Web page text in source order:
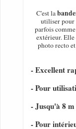
C'est la
utiliser pour
parfois
extérieur.
photo recto
- Excellent
- Pour
- Jusqu'à 8
- Pour